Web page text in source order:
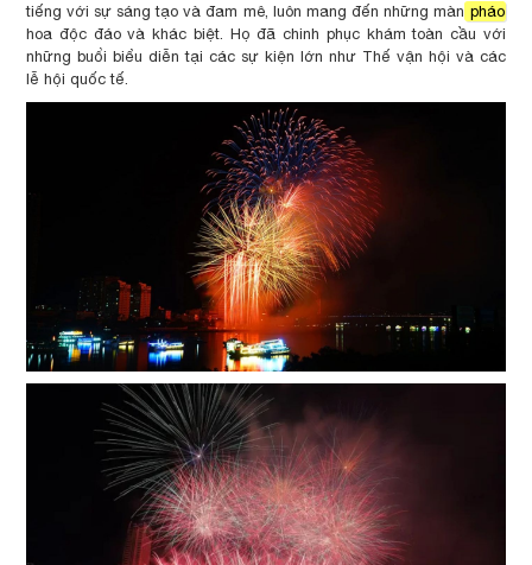
tiếng với sự sáng tạo và đam mê, luôn mang đến những màn pháo
hoa độc đáo và khác biệt. Họ đã chinh phục khám toàn cầu với
những buổi biểu diễn tại các sự kiện lớn như Thế vận hội và các
lễ hội quốc tế.